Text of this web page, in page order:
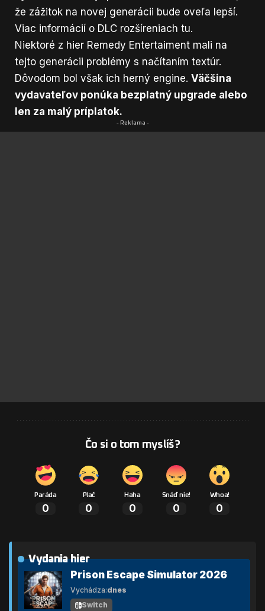
že zážitok na novej generácii bude oveľa lepší.
Viac informácií o DLC rozšíreniach tu.
Niektoré z hier Remedy Entertaiment mali na
tejto generácii problémy s načítaním textúr.
Dôvodom bol však ich herný engine. Väčšina
vydavateľov ponúka bezplatný upgrade alebo
len za malý príplatok.
- Reklama -
Čo si o tom myslíš?
Paráda
0
Plač
0
Haha
0
Snáď nie!
0
Whoa!
0
Vydania hier
Prison Escape Simulator 2026
Vychádza:dnes
Switch